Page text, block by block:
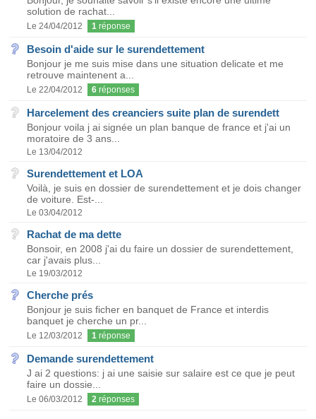
solution de rachat...
Le 24/04/2012 1 réponse
Besoin d'aide sur le surendettement
Bonjour je me suis mise dans une situation delicate et me
retrouve maintenent a...
Le 22/04/2012 6 réponses
Harcelement des creanciers suite plan de surendett
Bonjour voila j ai signée un plan banque de france et j'ai un
moratoire de 3 ans...
Le 13/04/2012
Surendettement et LOA
Voilà, je suis en dossier de surendettement et je dois changer
de voiture. Est-...
Le 03/04/2012
Rachat de ma dette
Bonsoir, en 2008 j'ai du faire un dossier de surendettement,
car j'avais plus...
Le 19/03/2012
Cherche prés
Bonjour je suis ficher en banquet de France et interdis
banquet je cherche un pr...
Le 12/03/2012 1 réponse
Demande surendettement
J ai 2 questions: j ai une saisie sur salaire est ce que je peut
faire un dossie...
Le 06/03/2012 2 réponses